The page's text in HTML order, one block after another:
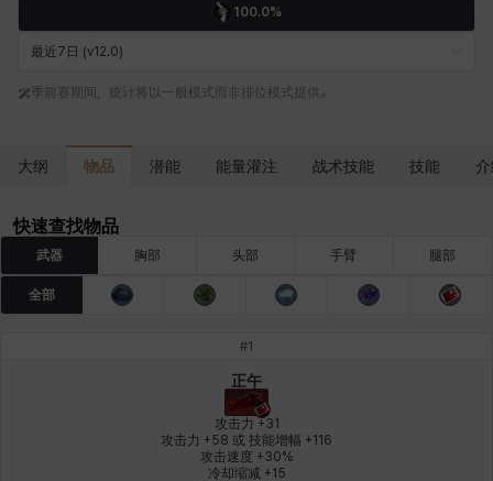
埃琳娜 埃索 塔齐娅 夏洛特 奇娅拉 妮娅
李黛琳 杰琪 梅 比安卡 洛兹 海因茨
玛蒂娜
100.0%
最近7日 (v12.0)
季前赛期间，统计将以一般模式而非排位模式提供。
大纲 物品 潜能 能量灌注 战术技能 技能
快速查找物品
武器 胸部 头部 手臂 腿部
全部
#1
正午
攻击力 +31
攻击力 +58 或 技能增幅 +116
攻击速度 +30%
冷却缩减 +15